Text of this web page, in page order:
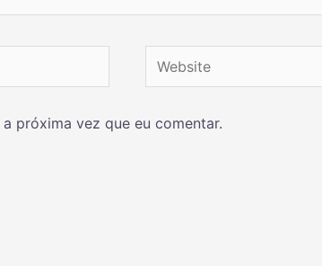
próxima vez que eu comentar.